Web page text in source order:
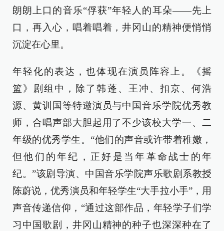
朗朗上口的音乐“俘获”年轻人的耳朵——先上
口，再入心，唱着唱着，井冈山的精神便悄悄
沉淀在心里。
年轻化的表达，也体现在演员阵容上。《摇
篮》剧组中，除了韩蓬、王冲、扣京、何浩
源、黄训国等特邀演员与中国音乐学院优秀教
师，合唱声部大胆起用了不少该校大学一、二
年级的优秀学生。“他们的声音或许带着稚嫩，
但他们的年纪，正好是当年革命战士的年
纪。”该剧导演、中国音乐学院声乐歌剧系教授
陈蔚说，优秀演员和年轻学生“大手拉小手”，用
声音传递信仰，“通过这部作品，年轻学子们学
习中国歌剧，井冈山精神的种子也深深种在了